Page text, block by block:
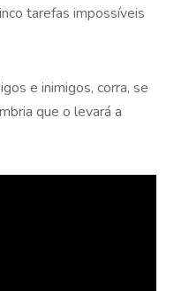
tarefas impossíveis
e inimigos, corra, se
que o levará a